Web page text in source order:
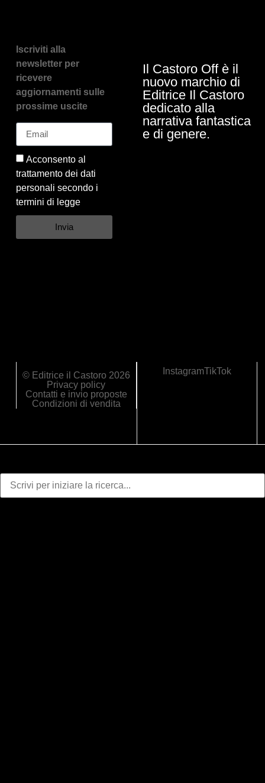
Iscriviti alla
newsletter per
ricevere
aggiornamenti sulle
prossime uscite
Acconsento al
trattamento dei dati
personali secondo i
termini di legge
Invia
Il Castoro Off è il
nuovo marchio di
Editrice Il Castoro
dedicato alla
narrativa fantastica
e di genere.
© Editrice il Castoro 2026
Privacy policy
Contatti e invio proposte
Condizioni di vendita
InstagramTikTok